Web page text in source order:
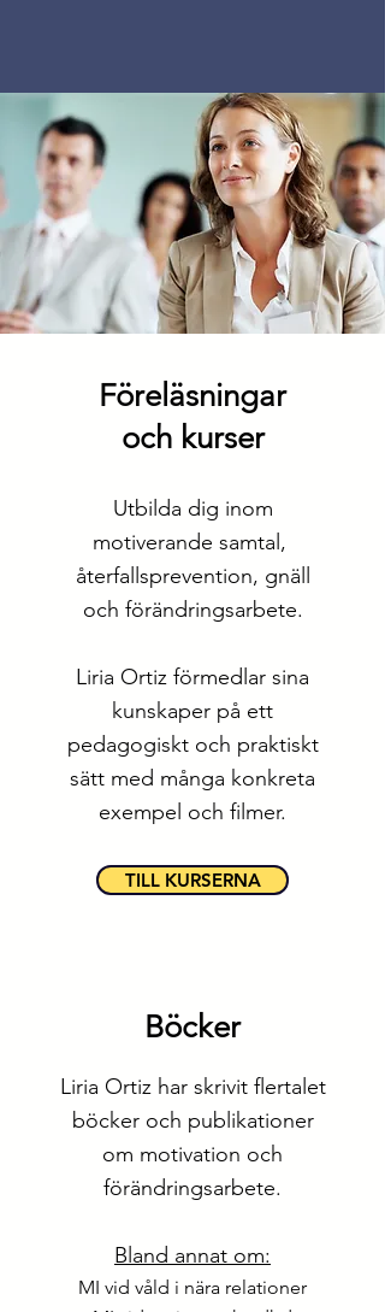
Föreläsningar
och kurser
Utbilda dig inom
motiverande samtal,
återfallsprevention, gnäll
och förändringsarbete.
Liria Ortiz förmedlar sina
kunskaper på ett
pedagogiskt och praktiskt
sätt med många konkreta
exempel och filmer.
TILL KURSERNA
Böcker
Liria Ortiz har skrivit flertalet
böcker och publikationer
om motivation och
förändringsarbete.
Bland annat om:
MI vid våld i nära relationer